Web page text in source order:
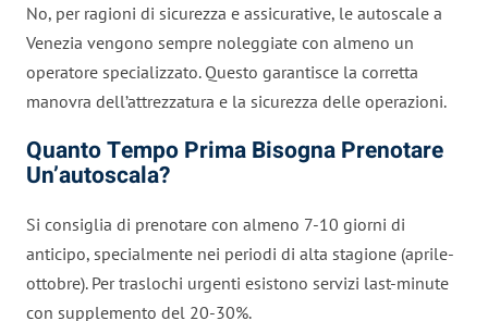
No, per ragioni di sicurezza e assicurative, le autoscale a
Venezia vengono sempre noleggiate con almeno un
operatore specializzato. Questo garantisce la corretta
manovra dell’attrezzatura e la sicurezza delle operazioni.
Quanto Tempo Prima Bisogna Prenotare
Un’autoscala?
Si consiglia di prenotare con almeno 7-10 giorni di
anticipo, specialmente nei periodi di alta stagione (aprile-
ottobre). Per traslochi urgenti esistono servizi last-minute
con supplemento del 20-30%.